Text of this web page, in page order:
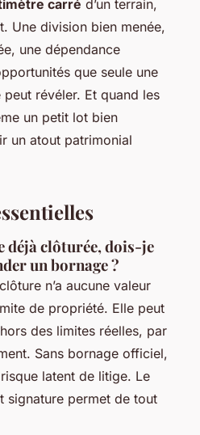
carré d’un terrain,
Une division bien menée,
une dépendance
que seule une
révéler. Et quand les
un petit lot bien
un atout patrimonial
déjà clôturée, dois-je
un bornage ?
n’a aucune valeur
de propriété. Elle peut
des limites réelles, par
Sans bornage officiel,
latent de litige. Le
signature permet de tout